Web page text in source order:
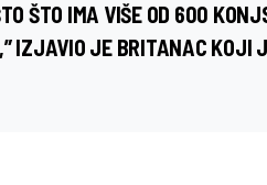
ŠTO IMA VIŠE OD 600
IZJAVIO JE BRITANAC KOJI